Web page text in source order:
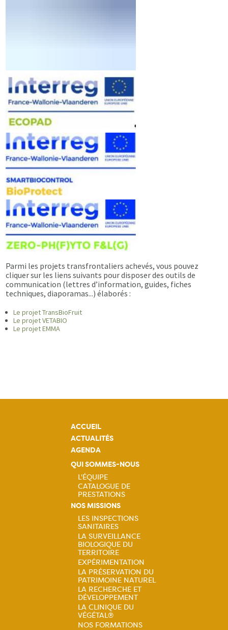
Parmi les projets transfrontaliers achevés, vous pouvez
cliquer sur les liens suivants pour disposer des outils de
communication (lettres d’information, guides, fiches
techniques, diaporamas...) élaborés :
Le projet TransBioFruit
Le projet VETABIO
Le projet EMMA
ACCUEIL
ACTUALITÉS
AGENDA
QUI SOMMES-NOUS
Navigation
principale
L'ÉQUIPE
CATALOGUE DE
PRESTATIONS
NOS MISSIONS
Navigation
principale
LES INSPECTIONS
SANITAIRES
LA SURVEILLANCE
BIOLOGIQUE DU
TERRITOIRE
EXPÉRIMENTATION
LA PRÉSERVATION DU
PATRIMOINE NATUREL
LA RECHERCHE ET
DÉVELOPPEMENT
LA CLINIQUE DU
VÉGÉTAL®
NOS FORMATIONS